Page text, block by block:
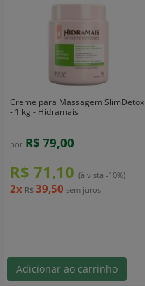
Creme para Massagem SlimDetox
- 1 kg - Hidramais
por R$ 79,00
R$ 71,10 (à vista -10%)
2x R$ 39,50 sem juros
Adicionar ao carrinho